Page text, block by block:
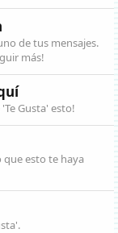
de tus mensajes.
más!
Gusta' esto!
que esto te haya